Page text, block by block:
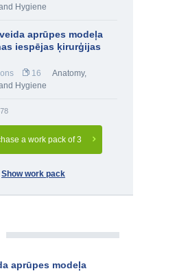
Hygiene
aprūpes modeļa
iespējas ķirurģijas
16
Anatomy,
Hygiene
a work pack of 3
Show work pack
aprūpes modeļa